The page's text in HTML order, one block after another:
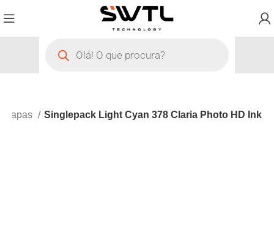
Capas Singlepack Light Cyan 378 Claria Photo HD Ink